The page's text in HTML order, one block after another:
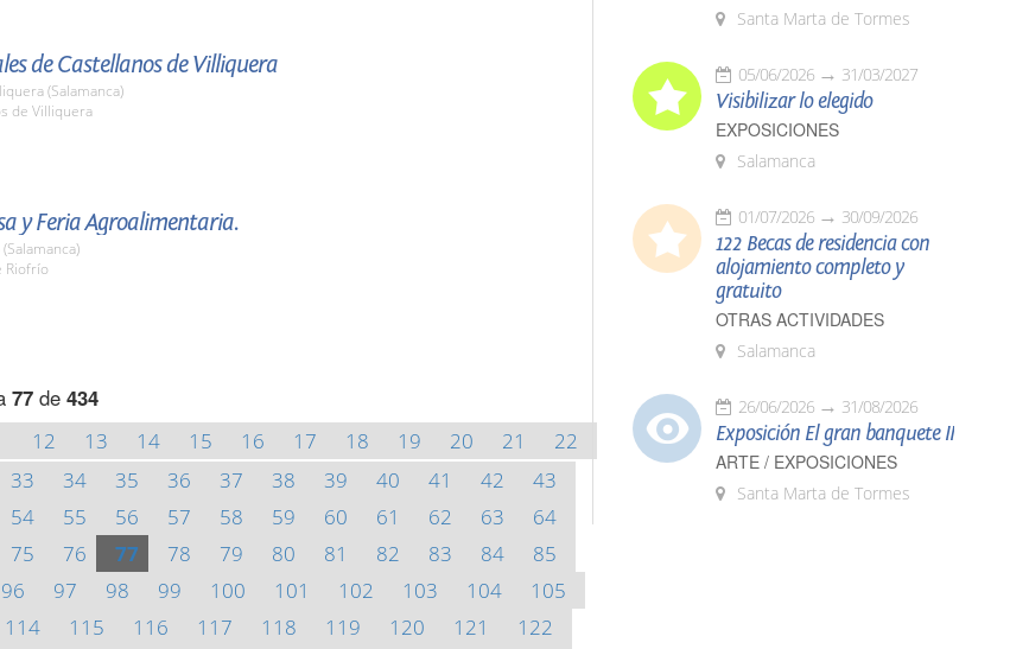
de Castellanos de Villiquera
(Salamanca)
de Villiquera
y Feria Agroalimentaria.
Riofrío
77 de 434
12 13 14 15 16 17 18 19 20 21
22
33 34 35 36 37 38 39 40 41 42
43
54 55 56 57 58 59 60 61 62 63
64
75 76 77 78 79 80 81 82 83 84
85
96 97 98 99 100 101 102 103 104
105
114 115 116 117 118 119 120 121
122
Santa Marta de Tormes
05/06/2026 31/03/2027
Visibilizar lo elegido
EXPOSICIONES
Salamanca
01/07/2026 30/09/2026
122 Becas de residencia con
alojamiento completo y
gratuito
OTRAS ACTIVIDADES
Salamanca
26/06/2026 31/08/2026
Exposición El gran banquete II
ARTE / EXPOSICIONES
Santa Marta de Tormes